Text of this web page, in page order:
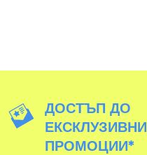
ДОСТЪП ДО
ЕКСКЛУЗИВНИ
ПРОМОЦИИ*